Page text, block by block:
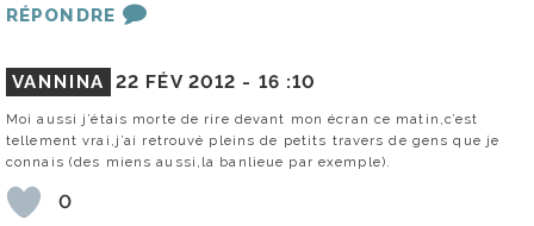
RÉPONDRE
VANNINA 22 FÉV 2012 - 16 :10
Moi aussi j’étais morte de rire devant mon écran ce matin,c’est
tellement vrai,j’ai retrouvé pleins de petits travers de gens que je
connais (des miens aussi,la banlieue par exemple).
0